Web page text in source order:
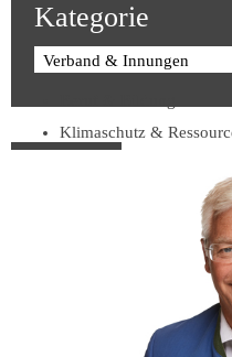
Kategorie
Verband & Innungen
Klimaschutz &
Prävention &
Soziales & Tarifpolitik